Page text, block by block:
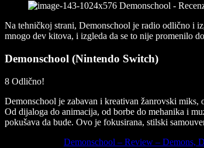
Na tehničkoj strani, Demonschool je radio odlično i
mnogo dev kitova, i izgleda da se to nije promenilo
Demonschool (Nintendo Switch)
8 Odlično!
Demonschool je zabavan i kreativan žanrovski
Od dijaloga do animacija, od borbe do mehanika i
pokušava da bude. Ovo je fokusirana, stilski
Demonschool – Review – Demons,